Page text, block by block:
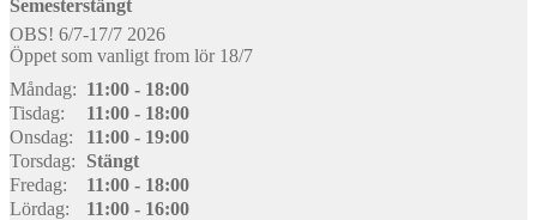
Semesterstängt
OBS! 6/7-17/7 2026
Öppet som vanligt from lör 18/7
Måndag: 11:00 - 18:00
Tisdag:
11:00 - 18:00
Onsdag:
11:00 - 19:00
Torsdag:
Stängt
Fredag:
11:00 - 18:00
Lördag:
11:00 - 16:00